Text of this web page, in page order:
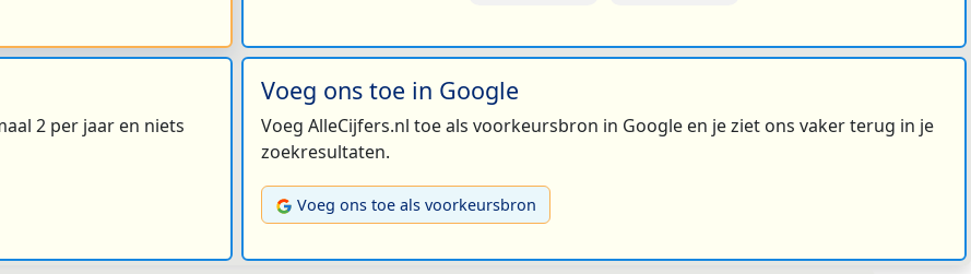
2 per jaar en niets
Voeg ons toe in Google
Voeg AlleCijfers.nl toe als voorkeursbron in Google en je ziet ons vaker terug in je
zoekresultaten.
Voeg ons toe als voorkeursbron